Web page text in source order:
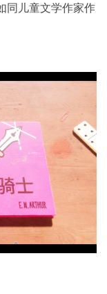
同儿童文学作家作